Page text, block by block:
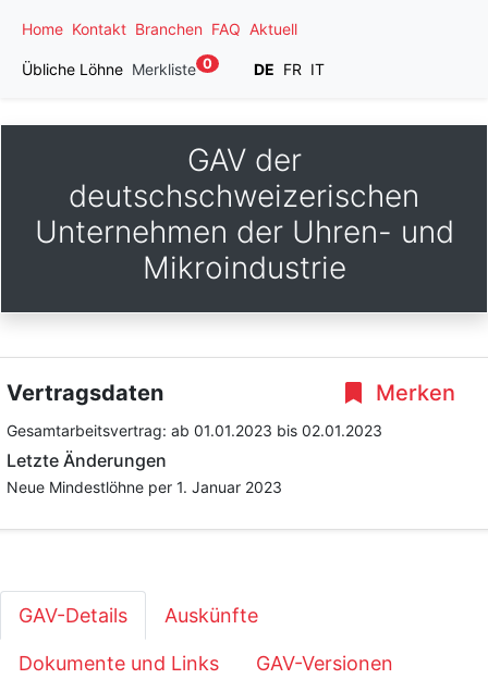
Home Kontakt Branchen FAQ Aktuell
Übliche Löhne Merkliste 0 DE FR IT
GAV der
deutschschweizerischen
Unternehmen der Uhren- und
Mikroindustrie
Merken
Vertragsdaten
Gesamtarbeitsvertrag: ab 01.01.2023 bis 02.01.2023
Letzte Änderungen
Neue Mindestlöhne per 1. Januar 2023
GAV-Details Auskünfte
Dokumente und Links GAV-Versionen